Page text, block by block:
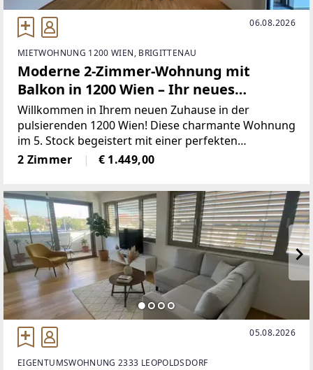
06.08.2026
MIETWOHNUNG 1200 WIEN, BRIGITTENAU
Moderne 2-Zimmer-Wohnung mit
Balkon in 1200 Wien – Ihr neues
Zuhause wartet!
Willkommen in Ihrem neuen Zuhause in der
pulsierenden 1200 Wien! Diese charmante Wohnung
im 5. Stock begeistert mit einer perfekten
Kombination aus modernen Annehmlichkeiten und
einer erstklassigen Lage. Mit einer großzügigen
2 Zimmer € 1.449,00
05.08.2026
EIGENTUMSWOHNUNG 2333 LEOPOLDSDORF